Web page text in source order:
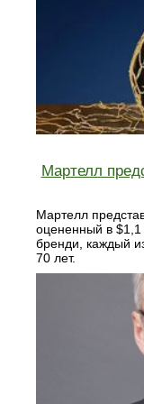
Мартелл
Мартелл
оцененный в $1,1
бренди, каждый
70 лет.